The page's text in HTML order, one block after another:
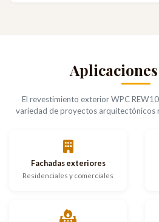
Aplicaciones
El revestimiento exterior WPC
variedad de proyectos arquitectónicos
Fachadas exteriores
Residenciales y comerciales